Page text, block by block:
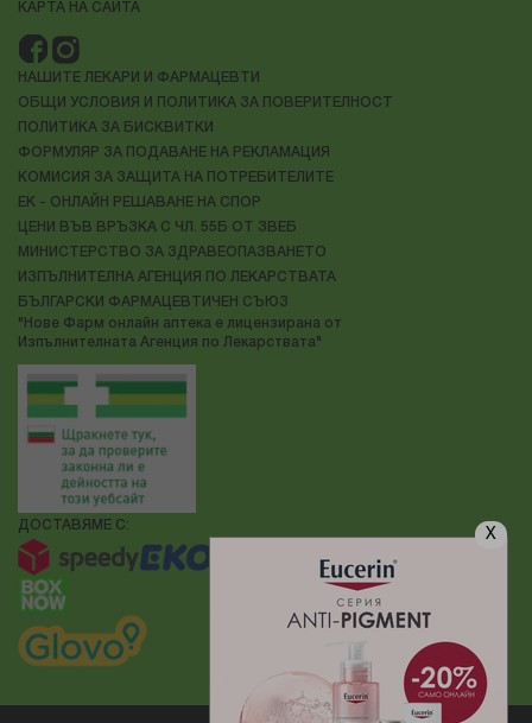
X
КАРТА НА САЙТА
НАШИТЕ ЛЕКАРИ И ФАРМАЦЕВТИ
ОБЩИ УСЛОВИЯ И ПОЛИТИКА ЗА ПОВЕРИТЕЛНОСТ
ПОЛИТИКА ЗА БИСКВИТКИ
ФОРМУЛЯР ЗА ПОДАВАНЕ НА РЕКЛАМАЦИЯ
КОМИСИЯ ЗА ЗАЩИТА НА ПОТРЕБИТЕЛИТЕ
ЕК - ОНЛАЙН РЕШАВАНЕ НА СПОР
ЦЕНИ ВЪВ ВРЪЗКА С ЧЛ. 55Б ОТ ЗВЕБ
МИНИСТЕРСТВО ЗА ЗДРАВЕОПАЗВАНЕТО
ИЗПЪЛНИТЕЛНА АГЕНЦИЯ ПО ЛЕКАРСТВАТА
БЪЛГАРСКИ ФАРМАЦЕВТИЧЕН СЪЮЗ
"Нове Фарм онлайн аптека е лицензирана от
Изпълнителната Агенция по Лекарствата"
ДОСТАВЯМЕ С: